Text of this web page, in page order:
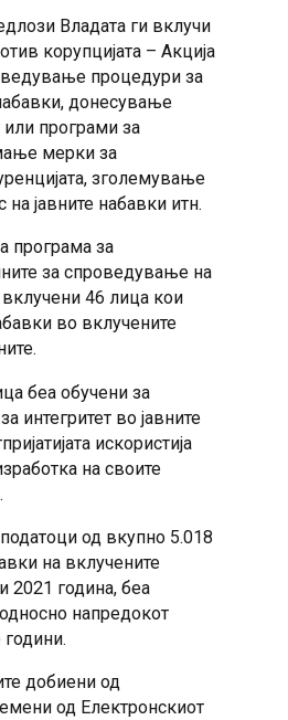
на своите планови за
на податоци од вкупно
набавки на вклучените
Владата ги вклучи
корупцијата – Акција
процедури за
донесување
или програми за
мерки за
зголемување
на јавните набавки итн.
програма за
за спроведување на
вклучени 46 лица кои
во вклучените
беа обучени за
интегритет во јавните
искористија
на своите
од вкупно 5.018
на вклучените
2021 година, беа
напредокот
добиени од
од Електронскиот